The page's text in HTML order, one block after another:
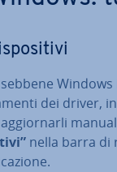
sebbene
dei driver,
nella barra di